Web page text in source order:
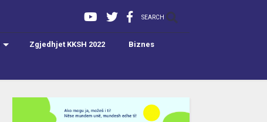
SEARCH
Zgjedhjet KKSH 2022 Biznes